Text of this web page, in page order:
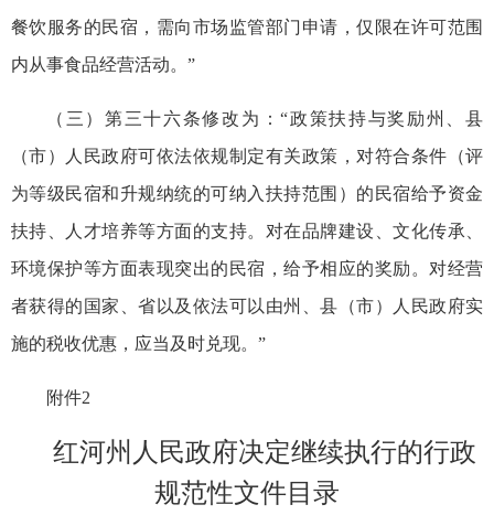
餐饮服务的民宿，需向市场监管部门申请，仅限在许可范围
内从事食品经营活动。”
（三）第三十六条修改为：“政策扶持与奖励州、县
（市）人民政府可依法依规制定有关政策，对符合条件（评
为等级民宿和升规纳统的可纳入扶持范围）的民宿给予资金
扶持、人才培养等方面的支持。对在品牌建设、文化传承、
环境保护等方面表现突出的民宿，给予相应的奖励。对经营
者获得的国家、省以及依法可以由州、县（市）人民政府实
施的税收优惠，应当及时兑现。”
附件2
红河州人民政府决定继续执行的行政
规范性文件目录